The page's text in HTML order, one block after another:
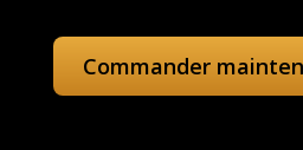
Commander